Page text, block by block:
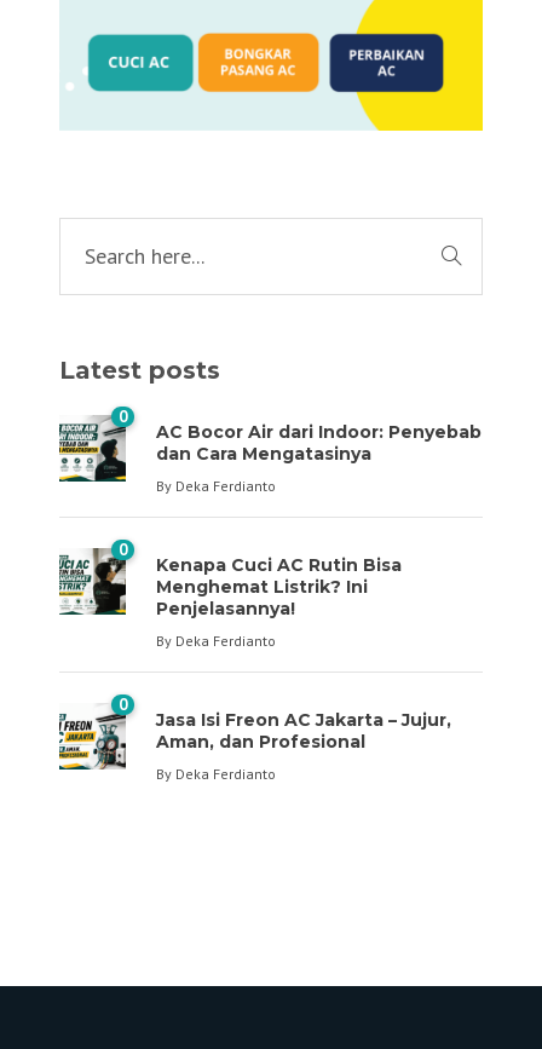
Latest posts
0
AC Bocor Air dari Indoor: Penyebab
dan Cara Mengatasinya
By Deka Ferdianto
0
Kenapa Cuci AC Rutin Bisa
Menghemat Listrik? Ini
Penjelasannya!
By Deka Ferdianto
0
Jasa Isi Freon AC Jakarta – Jujur,
Aman, dan Profesional
By Deka Ferdianto